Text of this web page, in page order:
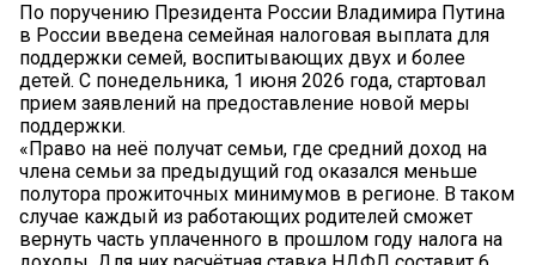
По поручению Президента России Владимира Путина
в России введена семейная налоговая выплата для
поддержки семей, воспитывающих двух и более
детей. С понедельника, 1 июня 2026 года, стартовал
прием заявлений на предоставление новой меры
поддержки.
«Право на неё получат семьи, где средний доход на
члена семьи за предыдущий год оказался меньше
полутора прожиточных минимумов в регионе. В таком
случае каждый из работающих родителей сможет
вернуть часть уплаченного в прошлом году налога на